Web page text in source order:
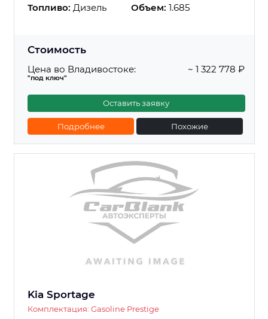
Топливо: Дизель Объем: 1.685
Стоимость
Цена во Владивостоке:
"под ключ"
~ 1 322 778 ₽
Оставить заявку
Подробнее Похожие
Kia Sportage
Комплектация: Gasoline Prestige